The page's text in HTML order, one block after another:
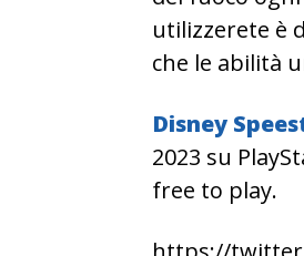
utilizzerete è
che le abilità
Disney
2023 su
free to play.